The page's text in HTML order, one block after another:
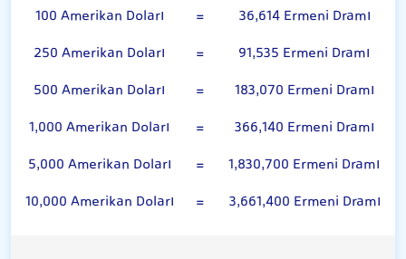
100 Amerikan Doları
=
36,614 Ermeni Dramı
250 Amerikan Doları
=
91,535 Ermeni Dramı
500 Amerikan Doları
=
183,070 Ermeni Dramı
1,000 Amerikan Doları
=
366,140 Ermeni Dramı
5,000 Amerikan Doları
=
1,830,700 Ermeni Dramı
10,000 Amerikan Doları
= 3,661,400 Ermeni Dramı